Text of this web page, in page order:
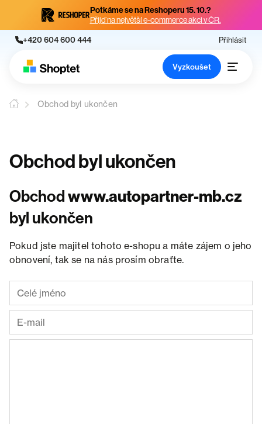
Potkáme se na Reshoperu 15. 10.?
Přijď na největší e-commerce akci v ČR.
+420 604 600 444 Přihlásit
Vyzkoušet
Obchod byl ukončen
Obchod byl ukončen
Obchodwww.autopartner-mb.cz
byl ukončen
Pokud jste majitel tohoto e-shopu a máte zájem o jeho
obnovení, tak se na nás prosím obraťte.